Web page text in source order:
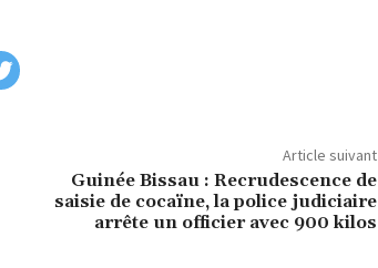
Article suivant
Guinée Bissau : Recrudescence de
saisie de cocaïne, la police judiciaire
arrête un officier avec 900 kilos